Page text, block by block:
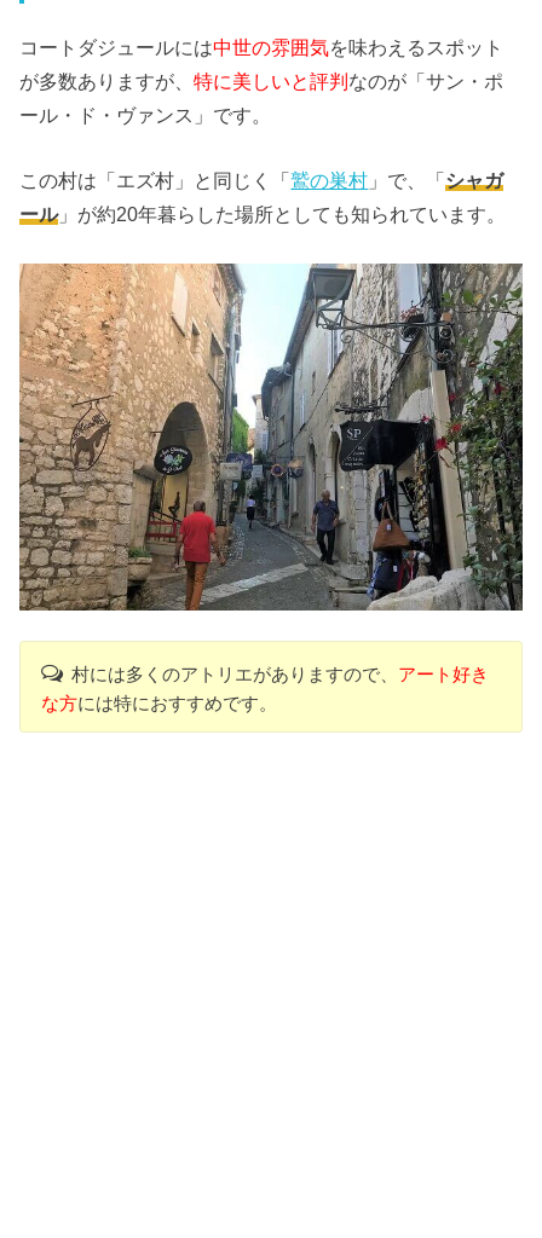
コートダジュールには中世の雰囲気を味わえるスポット
が多数ありますが、特に美しいと評判なのが「サン・ポ
ール・ド・ヴァンス」です。
この村は「エズ村」と同じく「鷲の巣村 」で、「シャガ
ール」が約20年暮らした場所としても知られています。
村には多くのアトリエがありますので、 アート好き
な方には特におすすめです。